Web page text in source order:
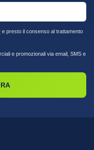
e presto il consenso al trattamento
e promozionali via email, SMS e